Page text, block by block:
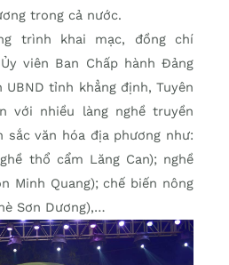
trong cả nước.
trình khai mạc, đồng chí
viên Ban Chấp hành Đảng
tỉnh khẳng định, Tuyên
với nhiều làng nghề truyền
sắc văn hóa địa phương như:
thổ cẩm Lăng Can); nghề
Minh Quang); chế biến nông
Sơn Dương),…